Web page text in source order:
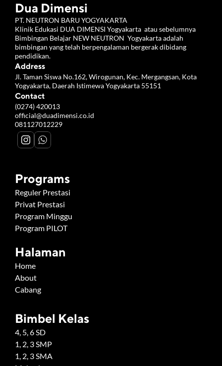
Dua Dimensi
PT. NEUTRON BARU YOGYAKARTA
Klinik Edukasi DUA DIMENSI Yogyakarta  atau sebelumnya
Bimbingan Belajar NEW NEUTRON  Yogyakarta adalah
bimbingan yang telah berpengalaman bergerak dibidang
pendidikan.
Address
Jl. Taman Siswa No.162, Wirogunan, Kec. Mergangsan, Kota
Yogyakarta, Daerah Istimewa Yogyakarta 55151
Contact
(0274) 420013
official@duadimensi.co.id
081127012229
Programs
Reguler Prestasi
Privat Prestasi
Program Minggu
Program PILOT
Halaman
Home
About
Cabang
Bimbel Kelas
4, 5, 6 SD
1, 2, 3 SMP
1, 2, 3 SMA